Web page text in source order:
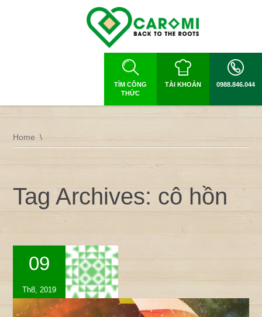
TÌM CÔNG
THỨC
TÀI KHOẢN 0988.846.044
Home
Tag Archives: cô hồn
09
Th8, 2019